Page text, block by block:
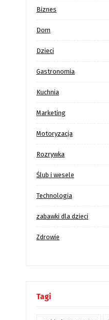
Biznes
Dom
Dzieci
Gastronomia
Kuchnia
Marketing
Motoryzacja
Rozrywka
Ślub i wesele
Technologia
zabawki dla dzieci
Zdrowie
Tagi